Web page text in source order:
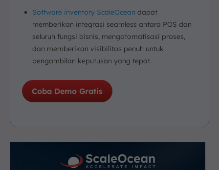
Software inventory ScaleOcean dapat
memberikan integrasi seamless antara POS dan
seluruh fungsi bisnis, mengotomatisasi proses,
dan memberikan visibilitas penuh untuk
pengambilan keputusan yang tepat.
Coba Demo Gratis